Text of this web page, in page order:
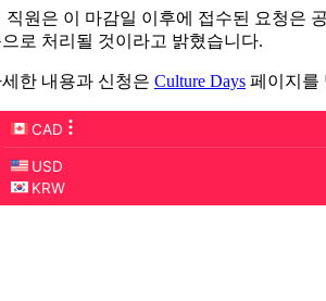
직원은 이 마감일 이후에 접수된 요청은
로 처리될 것이라고 밝혔습니다.
한 내용과 신청은 Culture Days페이지를